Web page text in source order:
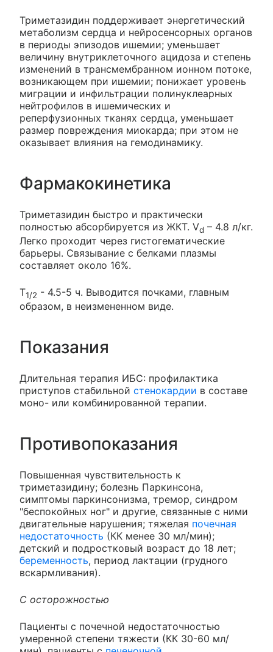
Триметазидин поддерживает энергетический
метаболизм сердца и нейросенсорных органов
в периоды эпизодов ишемии; уменьшает
величину внутриклеточного ацидоза и степень
изменений в трансмембранном ионном потоке,
возникающем при ишемии; понижает уровень
миграции и инфильтрации полинуклеарных
нейтрофилов в ишемических и
реперфузионных тканях сердца, уменьшает
размер повреждения миокарда; при этом не
оказывает влияния на гемодинамику.
Фармакокинетика
Триметазидин быстро и практически
полностью абсорбируется из ЖКТ. Vd – 4.8 л/кг.
Легко проходит через гистогематические
барьеры. Связывание с белками плазмы
составляет около 16%.
T1/2 - 4.5-5 ч. Выводится почками, главным
образом, в неизмененном виде.
Показания
Длительная терапия ИБС: профилактика
приступов стабильной стенокардии в составе
моно- или комбинированной терапии.
Противопоказания
Повышенная чувствительность к
триметазидину; болезнь Паркинсона,
симптомы паркинсонизма, тремор, синдром
"беспокойных ног" и другие, связанные с ними
двигательные нарушения; тяжелая почечная
недостаточность (КК менее 30 мл/мин);
детский и подростковый возраст до 18 лет;
беременность, период лактации (грудного
вскармливания).
С осторожностью
Пациенты с почечной недостаточностью
умеренной степени тяжести (КК 30-60 мл/